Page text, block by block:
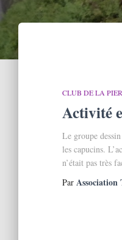
CLUB DE LA
Activité
Le groupe
les capucins.
n’était pas très
Par Association